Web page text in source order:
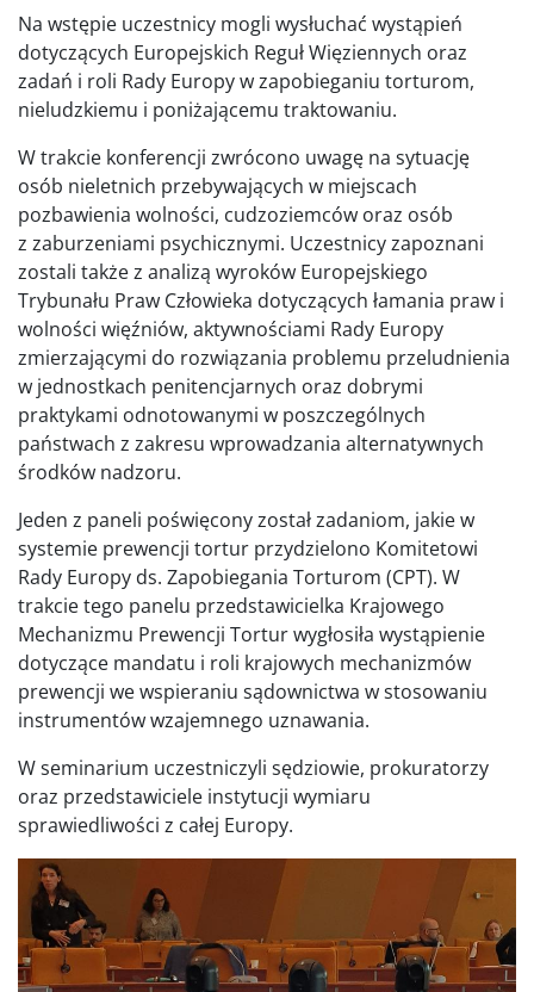
Na wstępie uczestnicy mogli wysłuchać wystąpień
dotyczących Europejskich Reguł Więziennych oraz
zadań i roli Rady Europy w zapobieganiu torturom,
nieludzkiemu i poniżającemu traktowaniu.
W trakcie konferencji zwrócono uwagę na sytuację
osób nieletnich przebywających w miejscach
pozbawienia wolności, cudzoziemców oraz osób
z zaburzeniami psychicznymi. Uczestnicy zapoznani
zostali także z analizą wyroków Europejskiego
Trybunału Praw Człowieka dotyczących łamania praw i
wolności więźniów, aktywnościami Rady Europy
zmierzającymi do rozwiązania problemu przeludnienia
w jednostkach penitencjarnych oraz dobrymi
praktykami odnotowanymi w poszczególnych
państwach z zakresu wprowadzania alternatywnych
środków nadzoru.
Jeden z paneli poświęcony został zadaniom, jakie w
systemie prewencji tortur przydzielono Komitetowi
Rady Europy ds. Zapobiegania Torturom (CPT). W
trakcie tego panelu przedstawicielka Krajowego
Mechanizmu Prewencji Tortur wygłosiła wystąpienie
dotyczące mandatu i roli krajowych mechanizmów
prewencji we wspieraniu sądownictwa w stosowaniu
instrumentów wzajemnego uznawania.
W seminarium uczestniczyli sędziowie, prokuratorzy
oraz przedstawiciele instytucji wymiaru
sprawiedliwości z całej Europy.